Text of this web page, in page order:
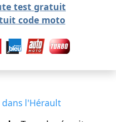
test gratuit
code moto
l'Hérault